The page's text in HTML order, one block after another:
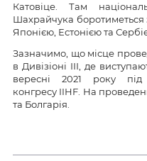
Катовіце. Там
Шахрайчука
Японією, Естонією та
Зазначимо, що місце
в Дивізіоні ІІІ, де
вересні 2021 року
конгресу IIHF. На
та Болгарія.